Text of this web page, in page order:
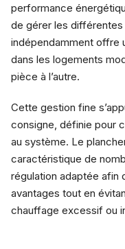
performance
de gérer les
indépendamment offre
dans les logements
pièce à l’autre.
Cette gestion fine
consigne, définie pour
au système. Le
caractéristique de
régulation adaptée afin
avantages tout en
chauffage excessif ou